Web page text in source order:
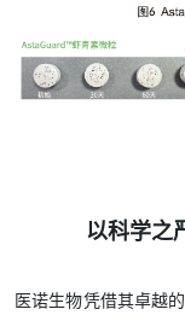
以科学之
医诺生物凭借其卓越